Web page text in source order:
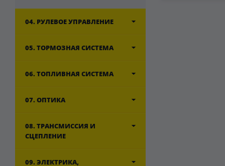
04. РУЛЕВОЕ УПРАВЛЕНИЕ
05. ТОРМОЗНАЯ СИСТЕМА
06. ТОПЛИВНАЯ СИСТЕМА
07. ОПТИКА
08. ТРАНСМИССИЯ И
СЦЕПЛЕНИЕ
09. ЭЛЕКТРИКА,